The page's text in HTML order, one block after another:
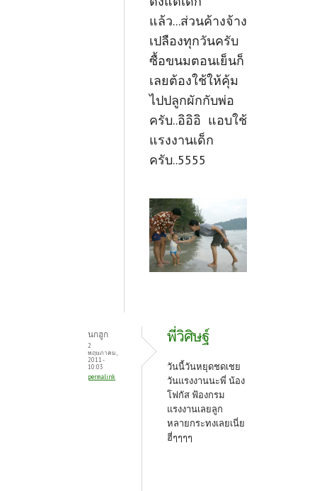
แล้ว...ส่วนค้างจ้าง
เปลืองทุกวันครับ
ซื้อขนมตอนเย็นก็
เลยต้องใช้ให้คุ้ม
ไปปลูกผักกับพ่อ
ครับ..อิอิอิ แอบใช้
แรงงานเด็ก
ครับ..5555
นกฮูก
2
พฤษภาคม,
2011 -
10:03
permalink
พี่วิศิษฐ์
วันนี้วันหยุดชดเชย
วันแรงงานนะพี่ น้อง
โฟกัส ฟ้องกรม
แรงงานเลยลูก
หลายกระทงเลยเนี่ย
ฮี่ๆๆๆๆ